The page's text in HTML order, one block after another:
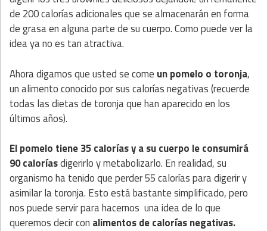
de 200 calorías adicionales que se almacenarán en forma
de grasa en alguna parte de su cuerpo. Como puede ver la
idea ya no es tan atractiva.
Ahora digamos que usted se come un pomelo o toronja,
un alimento conocido por sus calorías negativas (recuerde
todas las dietas de toronja que han aparecido en los
últimos años).
El pomelo tiene 35 calorías y a su cuerpo le consumirá
90 caloríasdigerirlo y metabolizarlo. En realidad, su
organismo ha tenido que perder 55 calorías para digerir y
asimilar la toronja. Esto está bastante simplificado, pero
nos puede servir para hacernos una idea de lo que
queremos decir con alimentos de calorías negativas.